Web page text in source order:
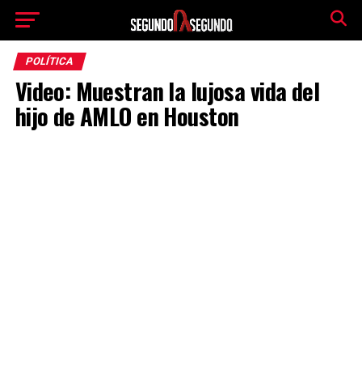
POLÍTICA
Video: Muestran la lujosa vida del
hijo de AMLO en Houston